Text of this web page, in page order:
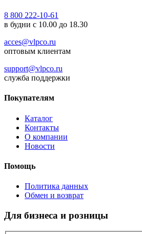
8 800 222-10-61
в будни с 10.00 до 18.30
acces@vlpco.ru
оптовым клиентам
support@vlpco.ru
служба поддержки
Покупателям
Каталог
Контакты
О компании
Новости
Помощь
Политика данных
Обмен и возврат
Для бизнеса и розницы